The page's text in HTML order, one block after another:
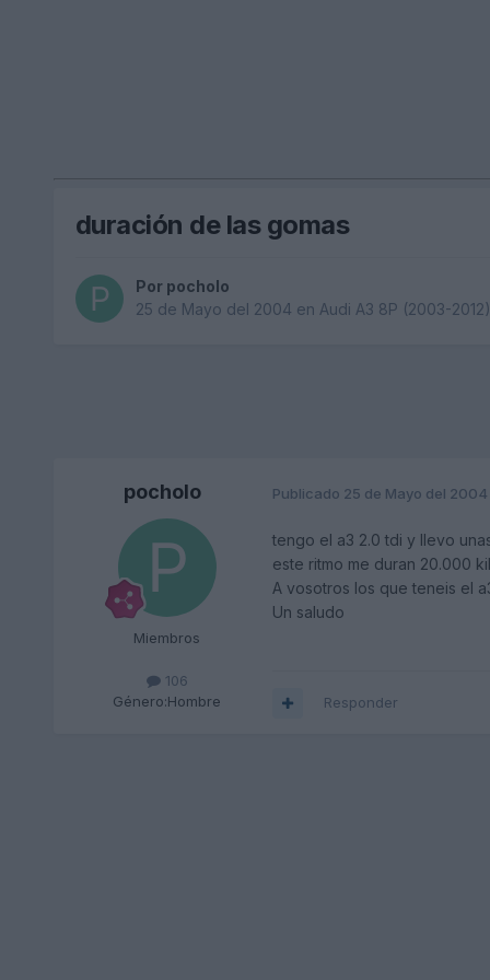
duración de las gomas
Por pocholo
25 de Mayo del 2004 en Audi A3 8P (2003-2012)
pocholo
Miembros
106
Género:Hombre
Publicado 25 de Mayo del 2004
tengo el a3 2.0 tdi y llevo
este ritmo me duran 20.000
A vosotros los que teneis el
Un saludo
Responder